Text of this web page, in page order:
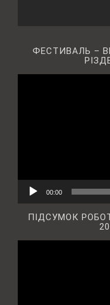
ФЕСТИВАЛЬ –
00:00
ПІДСУМОК